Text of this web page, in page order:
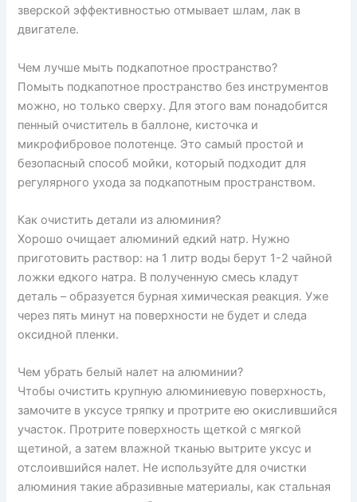
зверской эффективностью отмывает шлам, лак в
двигателе.
Чем лучше мыть подкапотное пространство?
Помыть подкапотное пространство без инструментов
можно, но только сверху. Для этого вам понадобится
пенный очиститель в баллоне, кисточка и
микрофибровое полотенце. Это самый простой и
безопасный способ мойки, который подходит для
регулярного ухода за подкапотным пространством.
Как очистить детали из алюминия?
Хорошо очищает алюминий едкий натр. Нужно
приготовить раствор: на 1 литр воды берут 1-2 чайной
ложки едкого натра. В полученную смесь кладут
деталь – образуется бурная химическая реакция. Уже
через пять минут на поверхности не будет и следа
оксидной пленки.
Чем убрать белый налет на алюминии?
Чтобы очистить крупную алюминиевую поверхность,
замочите в уксусе тряпку и протрите ею окислившийся
участок. Протрите поверхность щеткой с мягкой
щетиной, а затем влажной тканью вытрите уксус и
отслоившийся налет. Не используйте для очистки
алюминия такие абразивные материалы, как стальная